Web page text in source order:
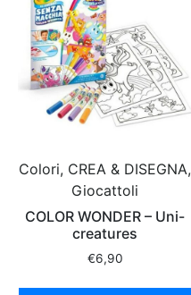
Colori, CREA & DISEGNA,
Giocattoli
COLOR WONDER – Uni-
creatures
€6,90